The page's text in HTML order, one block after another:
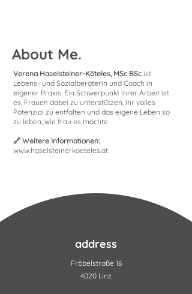
About Me.
Verena Haselsteiner-Köteles, MSc BScist
Lebens- und Sozialberaterin und Coach in
eigener Praxis. Ein Schwerpunkt ihrer Arbeit ist
es, Frauen dabei zu unterstützen, ihr volles
Potenzial zu entfalten und das eigene Leben so
zu leben, wie frau es möchte.
🔗 Weitere Informationen:
www.haselsteinerkoeteles.at
address
Fröbelstraße 16
4020 Linz